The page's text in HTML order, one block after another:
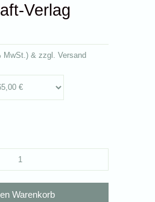
Verlag
MwSt.) & zzgl. Versand